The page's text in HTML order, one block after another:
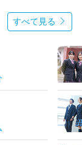
すべて見る